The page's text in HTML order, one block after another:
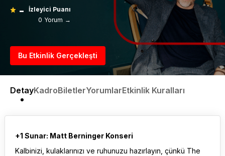
-
İzleyici Puanı
0 Yorum →
Bu Etkinlik Gerçekleşti
DetayKadroBiletlerYorumlarEtkinlik Kuralları
+1 Sunar: Matt Berninger Konseri
Kalbinizi, kulaklarınızı ve ruhunuzu hazırlayın, çünkü The